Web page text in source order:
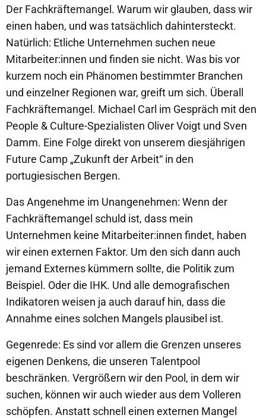
Der Fachkräftemangel. Warum wir glauben, dass wir
einen haben, und was tatsächlich dahintersteckt.
Natürlich: Etliche Unternehmen suchen neue
Mitarbeiter:innen und finden sie nicht. Was bis vor
kurzem noch ein Phänomen bestimmter Branchen
und einzelner Regionen war, greift um sich. Überall
Fachkräftemangel. Michael Carl im Gespräch mit den
People & Culture-Spezialisten Oliver Voigt und Sven
Damm. Eine Folge direkt von unserem diesjährigen
Future Camp „Zukunft der Arbeit“ in den
portugiesischen Bergen.
Das Angenehme im Unangenehmen: Wenn der
Fachkräftemangel schuld ist, dass mein
Unternehmen keine Mitarbeiter:innen findet, haben
wir einen externen Faktor. Um den sich dann auch
jemand Externes kümmern sollte, die Politik zum
Beispiel. Oder die IHK. Und alle demografischen
Indikatoren weisen ja auch darauf hin, dass die
Annahme eines solchen Mangels plausibel ist.
Gegenrede: Es sind vor allem die Grenzen unseres
eigenen Denkens, die unseren Talentpool
beschränken. Vergrößern wir den Pool, in dem wir
suchen, können wir auch wieder aus dem Volleren
schöpfen. Anstatt schnell einen externen Mangel